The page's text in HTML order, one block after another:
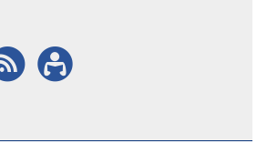
RSSAbonneren